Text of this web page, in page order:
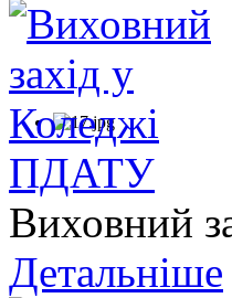
Виховний
Детальніше